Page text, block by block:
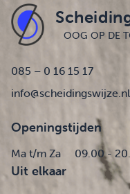
OOG OP DE
085 – 0 16 15 17
info@scheidingswijze.nl
Openingstijden
Ma t/m Za 09.00 -
Uit elkaar